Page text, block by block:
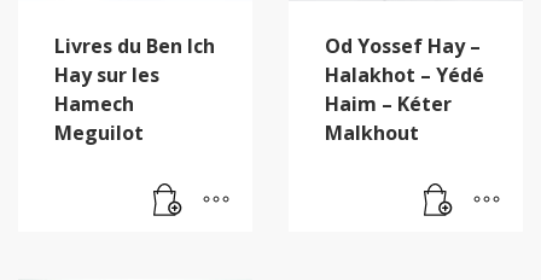
Livres du Ben Ich
Hay sur les
Hamech
Meguilot
Od Yossef Hay –
Halakhot – Yédé
Haim – Kéter
Malkhout